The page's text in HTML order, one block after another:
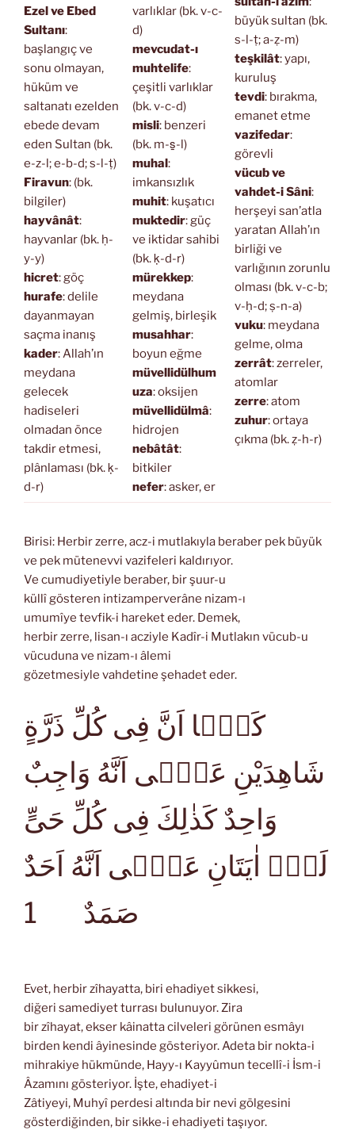
Ezel ve Ebed
Sultanı:
başlangıç ve
sonu olmayan,
hüküm ve
saltanatı ezelden
ebede devam
eden Sultan (bk.
e-z-l; e-b-d; s-l-ṭ)
Firavun: (bk.
bilgiler)
hayvânât:
hayvanlar (bk. ḥ-
y-y)
hicret: göç
hurafe: delile
dayanmayan
saçma inanış
kader: Allah’ın
meydana
gelecek
hadiseleri
olmadan önce
takdir etmesi,
plânlaması (bk. ḳ-
d-r)
varlıklar (bk. v-c-
d)
mevcudat-ı
muhtelife:
çeşitli varlıklar
(bk. v-c-d)
misli: benzeri
(bk. m-s̱-l)
muhal:
imkansızlık
muhit: kuşatıcı
muktedir: güç
ve iktidar sahibi
(bk. ḳ-d-r)
mürekkep:
meydana
gelmiş, birleşik
musahhar:
boyun eğme
müvellidülhum
uza: oksijen
müvellidülmâ:
hidrojen
nebâtât:
bitkiler
nefer: asker, er
büyük sultan (bk.
s-l-ṭ; a-ẓ-m)
teşkilât: yapı,
kuruluş
tevdi: bırakma,
emanet etme
vazifedar:
görevli
vücub ve
vahdet-i Sâni:
herşeyi san’atla
yaratan Allah’ın
birliği ve
varlığının zorunlu
olması (bk. v-c-b;
v-ḥ-d; ṣ-n-a)
vuku: meydana
gelme, olma
zerrât: zerreler,
atomlar
zerre: atom
zuhur: ortaya
çıkma (bk. ẓ-h-r)
Birisi: Herbir zerre, acz-i mutlakıyla beraber pek büyük
ve pek mütenevvi vazifeleri kaldırıyor.
Ve cumudiyetiyle beraber, bir şuur-u
küllî gösteren intizamperverâne nizam-ı
umumîye tevfik-i hareket eder. Demek,
herbir zerre, lisan-ı acziyle Kadîr-i Mutlakın vücub-u
vücuduna ve nizam-ı âlemi
gözetmesiyle vahdetine şehadet eder.
كَمَۤا اَنَّ فِى كُلِّ ذَرَّةٍ
شَاهِدَيْنِ عَلٰۤى اَنَّهُ وَاجِبٌ
وَاحِدٌ كَذٰلِكَ فِى كُلِّ حَىٍّ
لَهُۤ اٰيَتَانِ عَلٰۤى اَنَّهُ اَحَدٌ
صَمَدٌ
1
Evet, herbir zîhayatta, biri ehadiyet sikkesi,
diğeri samediyet turrası bulunuyor. Zira
bir zîhayat, ekser kâinatta cilveleri görünen esmâyı
birden kendi âyinesinde gösteriyor. Adeta bir nokta-i
mihrakiye hükmünde, Hayy-ı Kayyûmun tecellî-i İsm-i
Âzamını gösteriyor. İşte, ehadiyet-i
Zâtiyeyi, Muhyî perdesi altında bir nevi gölgesini
gösterdiğinden, bir sikke-i ehadiyeti taşıyor.